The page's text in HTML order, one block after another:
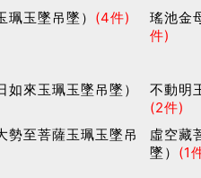
玉墜吊墜） (4件)
瑤池金
件)
來玉珮玉墜吊墜）
不動明
(2件)
勢至菩薩玉珮玉墜吊
虛空藏
墜） (1